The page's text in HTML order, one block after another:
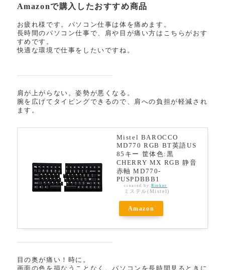
Amazonで購入したおすすめ商品
お疲れ様です。パソコン仕事は体を痛めます。
長時間のパソコン仕事で、肩や目が痛い方はこちらがおす
すめです。
快適な環境で仕事をしたいですね。
肩が上がらない。姿勢が悪くなる。
腕を広げてタイピングできるので、肩への負担が軽減され
ます。
Mistel BAROCCO
MD770 RGB BT英語US
85キー 筐体色:黒
CHERRY MX RGB 静音
赤軸 MD770-
PUSPDBBB1
created byRinker
ミステル(Mistel)
Amazon
目の奥が痛い！時に。
画面の色を損なうことなく、パソコンを長時間見るときに